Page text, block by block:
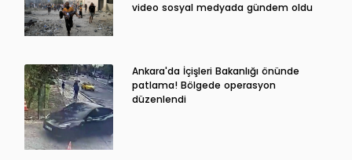
video sosyal medyada gündem oldu
Ankara'da İçişleri Bakanlığı önünde
patlama! Bölgede operasyon
düzenlendi